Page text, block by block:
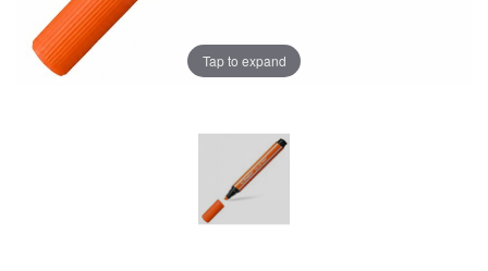
Tap to expand